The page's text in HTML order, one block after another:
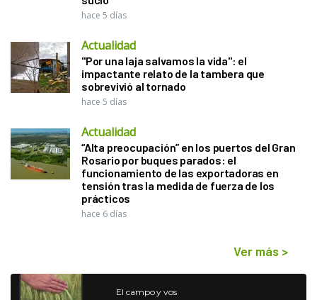
hace 5 días
Actualidad
"Por una laja salvamos la vida": el
impactante relato de la tambera que
sobrevivió al tornado
hace 5 días
Actualidad
“Alta preocupación” en los puertos del Gran
Rosario por buques parados: el
funcionamiento de las exportadoras en
tensión tras la medida de fuerza de los
prácticos
hace 6 días
Ver más >
El campo y vos